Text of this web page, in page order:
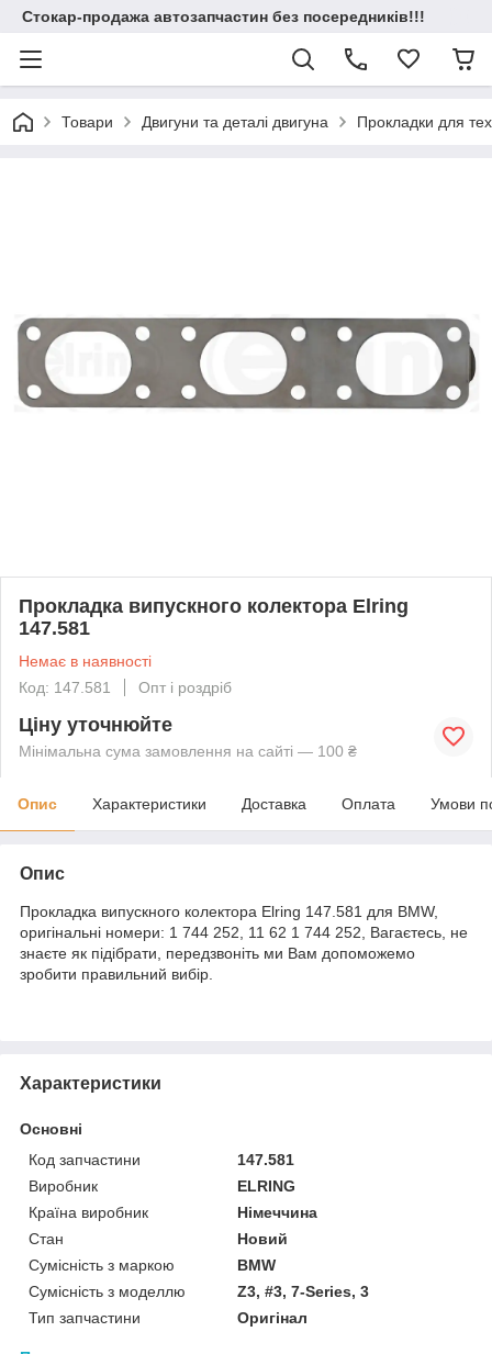
Стокар-продажа автозапчастин без посередників!!!
Товари Двигуни та деталі двигуна Прокладки для
Прокладка випускного колектора Elring
147.581
Немає в наявності
Код: 147.581
Опт і роздріб
Ціну уточнюйте
Мінімальна сума замовлення на сайті — 100 ₴
Опис Характеристики Доставка Оплата Умови
Опис
Прокладка випускного колектора Elring 147.581 для BMW,
оригінальні номери: 1 744 252, 11 62 1 744 252, Вагаєтесь, не
знаєте як підібрати, передзвоніть ми Вам допоможемо
зробити правильний вибір.
Характеристики
Основні
Код запчастини
147.581
Виробник
ELRING
Країна виробник
Німеччина
Стан
Новий
Сумісність з маркою
BMW
Сумісність з моделлю
Z3, #3, 7-Series, 3
Тип запчастини
Оригінал